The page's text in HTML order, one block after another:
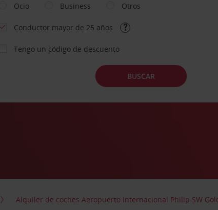
Ocio
Business Otros
Conductor mayor de 25 años
Tengo un código de descuento
BUSCAR
Alquiler de coches Aeropuerto Internacional Philip SW